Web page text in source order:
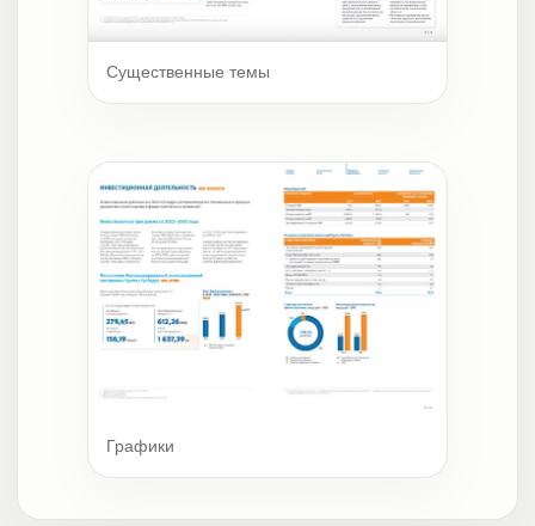
Существенные темы
Графики